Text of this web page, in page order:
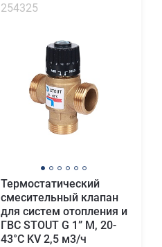
254325
Термостатический
смесительный клапан
для систем отопления и
ГВС STOUT G 1” M, 20-
43°С KV 2,5 м3/ч